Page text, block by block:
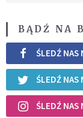
BĄDŹ NA
ŚLEDŹ NAS
ŚLEDŹ NAS
ŚLEDŹ NAS